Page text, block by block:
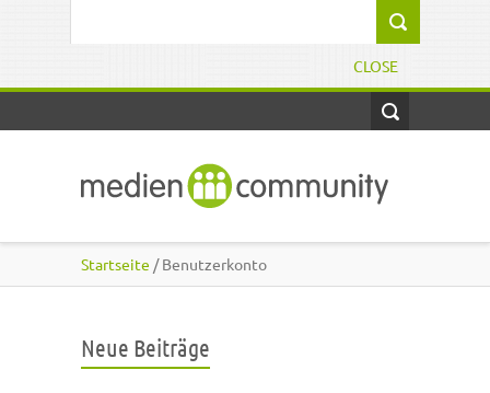
CLOSE
Startseite / Benutzerkonto
Neue Beiträge